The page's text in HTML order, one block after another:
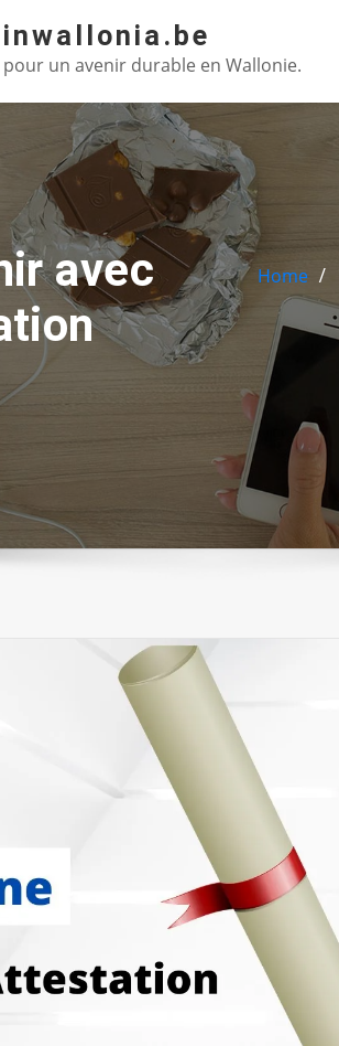
un avenir durable en Wallonie.
avec
Home